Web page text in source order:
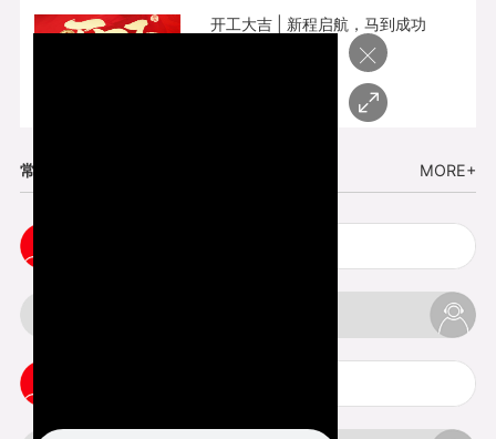
开工大吉 | 新程启航，马到成功
常见问题 MORE+
×